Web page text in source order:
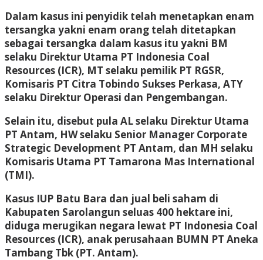
Dalam kasus ini penyidik telah menetapkan enam
tersangka yakni enam orang telah ditetapkan
sebagai tersangka dalam kasus itu yakni BM
selaku Direktur Utama PT Indonesia Coal
Resources (ICR), MT selaku pemilik PT RGSR,
Komisaris PT Citra Tobindo Sukses Perkasa, ATY
selaku Direktur Operasi dan Pengembangan.
Selain itu, disebut pula AL selaku Direktur Utama
PT Antam, HW selaku Senior Manager Corporate
Strategic Development PT Antam, dan MH selaku
Komisaris Utama PT Tamarona Mas International
(TMI).
Kasus IUP Batu Bara dan jual beli saham di
Kabupaten Sarolangun seluas 400 hektare ini,
diduga merugikan negara lewat PT Indonesia Coal
Resources (ICR), anak perusahaan BUMN PT Aneka
Tambang Tbk (PT. Antam).